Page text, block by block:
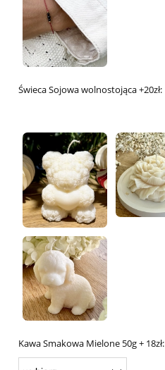
Świeca Sojowa wolnostojąca +20zł:
Kawa Smakowa Mielone 50g + 18zł: